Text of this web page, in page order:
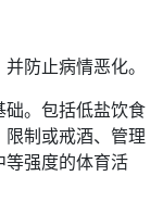
防止病情恶化。
础。包括低盐饮食
限制或戒酒、管理
强度的体育活